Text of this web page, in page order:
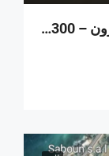
R9-3334 أرض للبيع في حريشة البترون – 21,300 متر مربع